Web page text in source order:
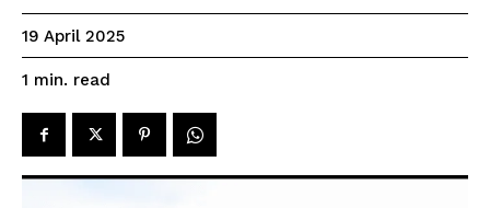
19 April 2025
1 min. read